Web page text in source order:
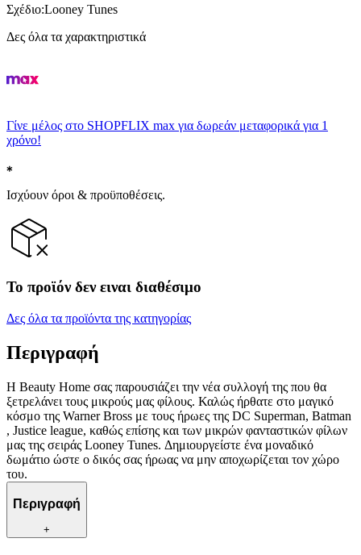
Σχέδιο:Looney Tunes
Δες όλα τα χαρακτηριστικά
Γίνε μέλος στο SHOPFLIX max για δωρεάν μεταφορικά για 1
χρόνο!
Ισχύουν όροι & προϋποθέσεις.
Το προϊόν δεν ειναι διαθέσιμο
Δες όλα τα προϊόντα της κατηγορίας
Περιγραφή
Η Beauty Home σας παρουσιάζει την νέα συλλογή της που θα
ξετρελάνει τους μικρούς μας φίλους. Καλώς ήρθατε στο μαγικό
κόσμο της Warner Bross με τους ήρωες της DC Superman, Batman
, Justice league, καθώς επίσης και των μικρών φανταστικών φίλων
μας της σειράς Looney Tunes. Δημιουργείστε ένα μοναδικό
δωμάτιο ώστε ο δικός σας ήρωας να μην αποχωρίζεται τον χώρο
του.
Περιγραφή
+